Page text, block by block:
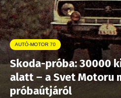
AUTÓ-MOTOR 70
Skoda-próba: 30000
alatt – a Svet Motoru
próbaútjáról